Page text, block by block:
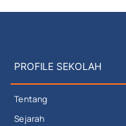
PROFILE SEKOLAH
Tentang
Sejarah